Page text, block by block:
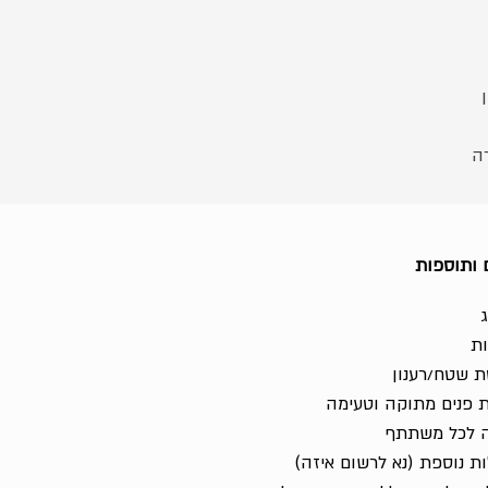
ותוספות
שטח/רענון
פנים מתוקה וטעימה
לכל משתתף
נוספת (נא לרשום איזה)